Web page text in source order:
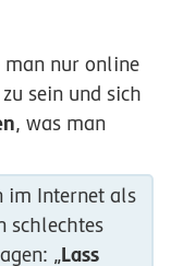
man nur online
zu sein und sich
, was man
im Internet als
schlechtes
„Lass